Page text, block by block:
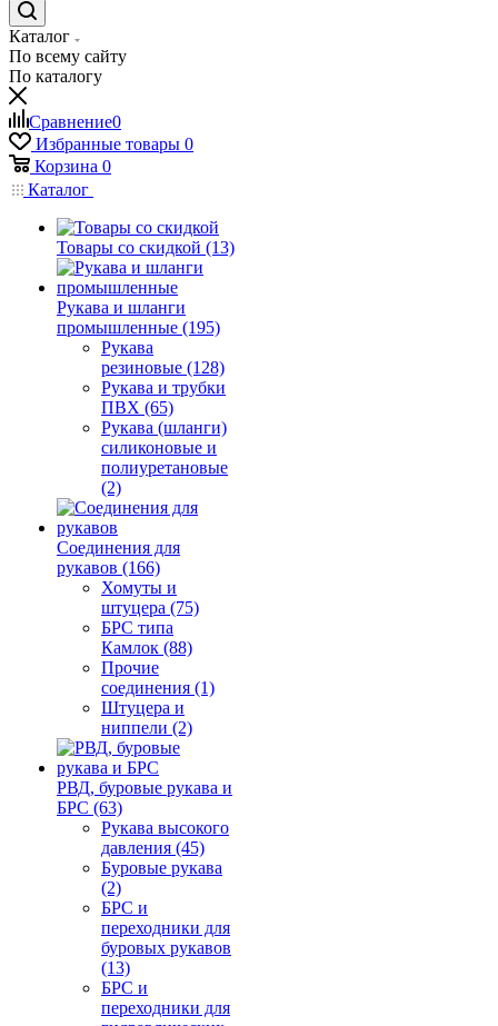
Каталог
По всему сайту
По каталогу
Сравнение0
Избранные товары 0
Корзина 0
Каталог
Товары со скидкой (13)
Рукава и шланги
промышленные (195)
Рукава
резиновые (128)
Рукава и трубки
ПВХ (65)
Рукава (шланги)
силиконовые и
полиуретановые
(2)
Соединения для
рукавов (166)
Хомуты и
штуцера (75)
БРС типа
Камлок (88)
Прочие
соединения (1)
Штуцера и
ниппели (2)
РВД, буровые рукава и
БРС (63)
Рукава высокого
давления (45)
Буровые рукава
(2)
БРС и
переходники для
буровых рукавов
(13)
БРС и
переходники для